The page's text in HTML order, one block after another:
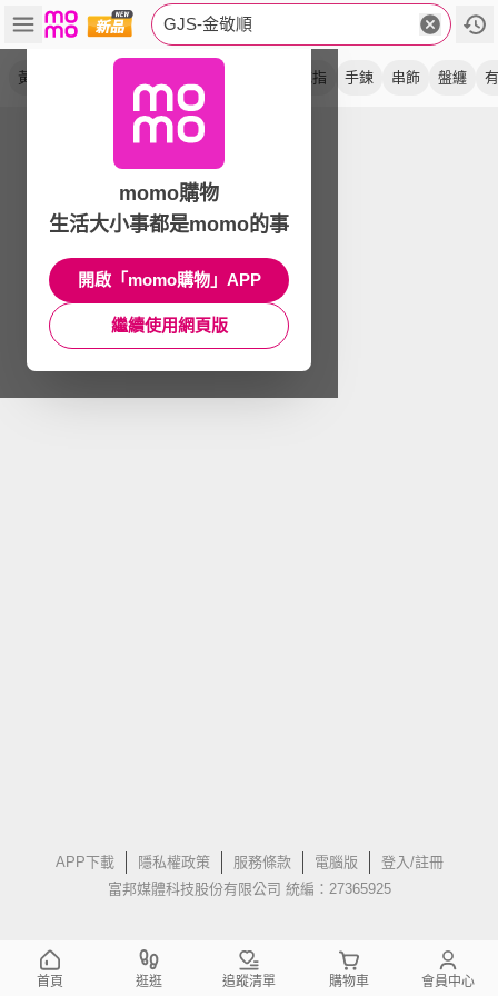
GJS-金敬順
黃金 戒指 手鍊 串飾 盤纏
APP下載 隱私權政策 服務條款 電腦版
登入/註冊
富邦媒體科技股份有限公司 統編：27365925
momo購物
生活大小事都是momo的事
開啟「momo購物」APP
繼續使用網頁版
首頁 逛逛 追蹤清單 購物車 會員中心